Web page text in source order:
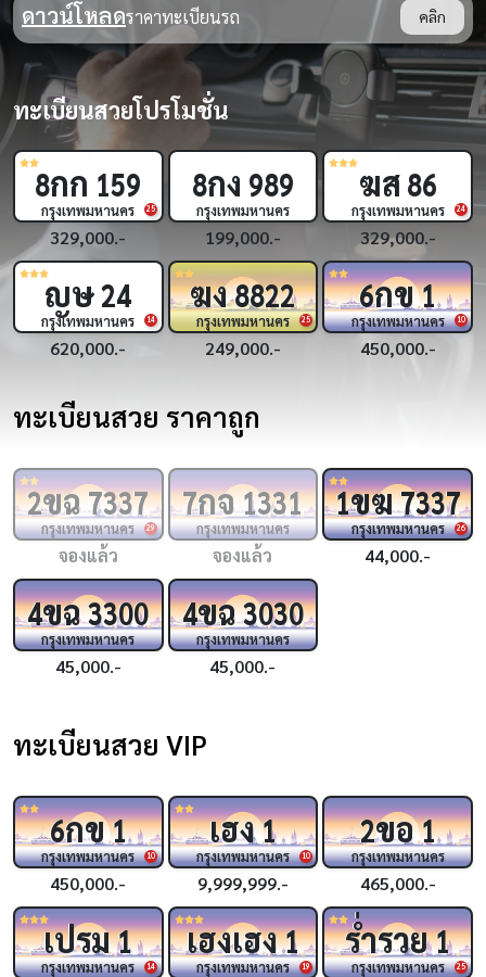
ดาวน์โหลดราคาทะเบียนรถ คลิก
ทะเบียนสวยโปรโมชั่น
25
8กก 159
กรุงเทพมหานคร
329,000.-
8กง 989
กรุงเทพมหานคร
199,000.-
24
ฆส86
กรุงเทพมหานคร
329,000.-
14
ญษ24
กรุงเทพมหานคร
620,000.-
25
ฆง8822
กรุงเทพมหานคร
249,000.-
10
6กข1
กรุงเทพมหานคร
450,000.-
ทะเบียนสวย ราคาถูก
29
2ขฉ7337
กรุงเทพมหานคร
จองแล้ว
7กจ1331
กรุงเทพมหานคร
จองแล้ว
26
1ขฆ7337
กรุงเทพมหานคร
44,000.-
4ขฉ3300
กรุงเทพมหานคร
45,000.-
4ขฉ3030
กรุงเทพมหานคร
45,000.-
ทะเบียนสวย VIP
10
6กข1
กรุงเทพมหานคร
450,000.-
10
เฮง1
กรุงเทพมหานคร
9,999,999.-
2ขอ1
กรุงเทพมหานคร
465,000.-
14
เปรม1
กรุงเทพมหานคร 19
เฮงเฮง1
กรุงเทพมหานคร 25
ร่ำรวย1
กรุงเทพมหานคร